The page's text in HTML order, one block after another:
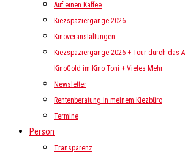
Auf einen Kaffee
Kiezspaziergänge 2026
Kinoveranstaltungen
Kiezspaziergänge 2026 + Tour durch das
KinoGold im Kino Toni + Vieles Mehr
Newsletter
Rentenberatung in meinem Kiezbüro
Termine
Person
Transparenz